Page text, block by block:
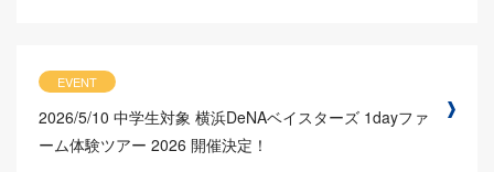
EVENT
2026/5/10 中学生対象 横浜DeNAベイスターズ 1dayファ
ーム体験ツアー 2026 開催決定！